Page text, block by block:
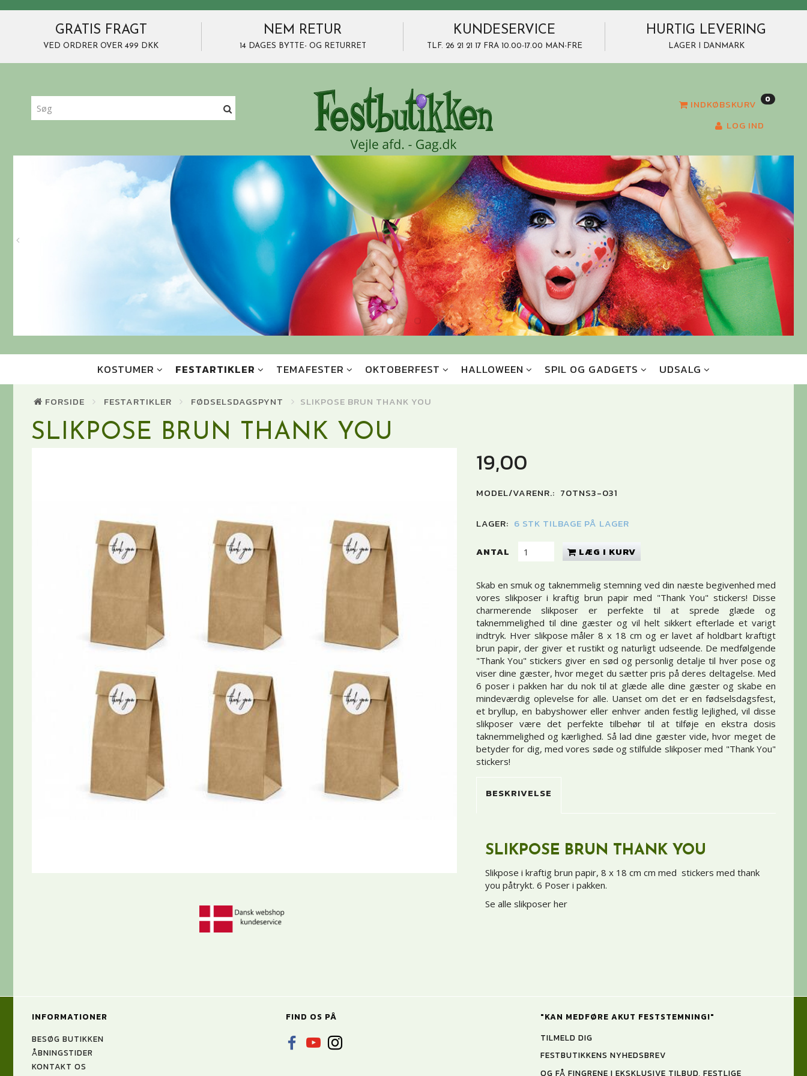
GRATIS FRAGT
VED ORDRER OVER 499 DKK
NEM RETUR
14 DAGES BYTTE- OG RETURRET
KUNDESERVICE
TLF. 26 21 21 17 FRA 10.00-17.00 MAN-FRE
HURTIG LEVERING
LAGER I DANMARK
INDKØBSKURV 0
LOG IND
KOSTUMER FESTARTIKLER TEMAFESTER OKTOBERFEST HALLOWEEN SPIL OG GADGETS UDSALG
FORSIDE FESTARTIKLER FØDSELSDAGSPYNT SLIKPOSE BRUN THANK YOU
SLIKPOSE BRUN THANK YOU
19,00
MODEL/VARENR.: 70TNS3-031
LAGER: 6 STK TILBAGE PÅ LAGER
ANTAL LÆG I KURV
Skab en smuk og taknemmelig stemning ved din næste begivenhed med
vores slikposer i kraftig brun papir med "Thank You" stickers! Disse
charmerende slikposer er perfekte til at sprede glæde og
taknemmelighed til dine gæster og vil helt sikkert efterlade et varigt
indtryk. Hver slikpose måler 8 x 18 cm og er lavet af holdbart kraftigt
brun papir, der giver et rustikt og naturligt udseende. De medfølgende
"Thank You" stickers giver en sød og personlig detalje til hver pose og
viser dine gæster, hvor meget du sætter pris på deres deltagelse. Med
6 poser i pakken har du nok til at glæde alle dine gæster og skabe en
mindeværdig oplevelse for alle. Uanset om det er en fødselsdagsfest,
et bryllup, en babyshower eller enhver anden festlig lejlighed, vil disse
slikposer være det perfekte tilbehør til at tilføje en ekstra dosis
taknemmelighed og kærlighed. Så lad dine gæster vide, hvor meget de
betyder for dig, med vores søde og stilfulde slikposer med "Thank You"
stickers!
BESKRIVELSE
SLIKPOSE BRUN THANK YOU
Slikpose i kraftig brun papir, 8 x 18 cm cm med stickers med thank
you påtrykt. 6 Poser i pakken.
Se alle slikposer her
INFORMATIONER
BESØG BUTIKKEN
ÅBNINGSTIDER
KONTAKT OS
FIND OS PÅ
"KAN MEDFØRE AKUT FESTSTEMNING!"
TILMELD DIG
FESTBUTIKKENS NYHEDSBREV
OG FÅ FINGRENE I EKSKLUSIVE TILBUD, FESTLIGE